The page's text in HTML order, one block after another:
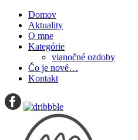
Domov
Aktuality
O mne
Kategórie
vianočné ozdoby
Čo je nové…
Kontakt